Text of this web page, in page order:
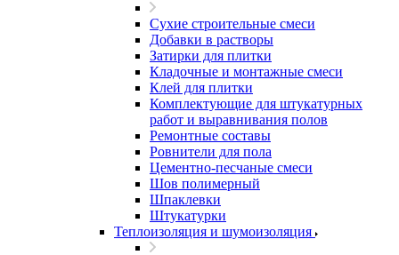
Сухие строительные смеси
Добавки в растворы
Затирки для плитки
Кладочные и монтажные смеси
Клей для плитки
Комплектующие для штукатурных
работ и выравнивания полов
Ремонтные составы
Ровнители для пола
Цементно-песчаные смеси
Шов полимерный
Шпаклевки
Штукатурки
Теплоизоляция и шумоизоляция